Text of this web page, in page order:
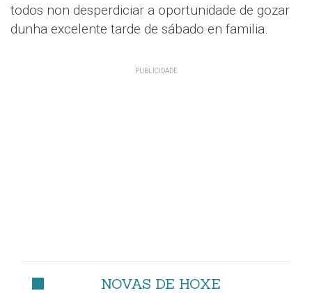
todos non desperdiciar a oportunidade de gozar
dunha excelente tarde de sábado en familia.
NOVAS DE HOXE